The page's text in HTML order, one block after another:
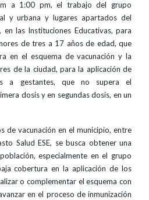
a 1:00 pm, el trabajo del grupo
y urbana y lugares apartados del
en las Instituciones Educativas, para
de tres a 17 años de edad, que
en el esquema de vacunación y la
de la ciudad, para la aplicación de
a gestantes, que no supera el
dosis y en segundas dosis, en un
de vacunación en el municipio, entre
Salud ESE, se busca obtener una
especialmente en el grupo
cobertura en la aplicación de los
o complementar el esquema con
en el proceso de inmunización